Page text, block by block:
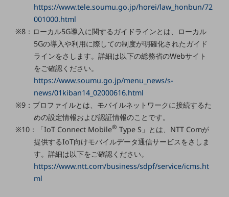
決算公告
基礎的電気通信役務損益明細表
採用情報TOP
新卒採用
経験者採用
障がい者採用
人材育成制度
広告・協賛
https://www.tele.soumu.go.jp/horei/law_honbun/72
001000.html
※8：ローカル5G導入に関するガイドラインとは、ローカル
5Gの導入や利用に際しての制度が明確化されたガイド
ラインをさします。詳細は以下の総務省のWebサイト
をご確認ください。
https://www.soumu.go.jp/menu_news/s-
news/01kiban14_02000616.html
※9：プロファイルとは、モバイルネットワークに接続するた
めの設定情報および認証情報のことです。
※10：「IoT Connect Mobile® Type S」とは、NTT Comが
提供するIoT向けモバイルデータ通信サービスをさしま
す。詳細は以下をご確認ください。
https://www.ntt.com/business/sdpf/service/icms.ht
ml